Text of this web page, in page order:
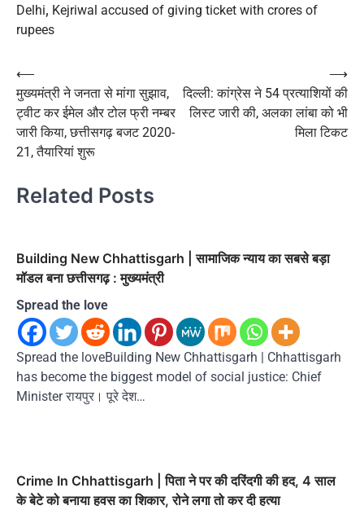
Delhi, Kejriwal accused of giving ticket with crores of
rupees
Post
navigation
⟵
मुख्यमंत्री ने जनता से मांगा सुझाव,
ट्वीट कर ईमेल और टोल फ्री नम्बर
जारी किया, छत्तीसगढ़ बजट 2020-
21, तैयारियां शुरू
दिल्ली: कांग्रेस ने 54 प्रत्याशियों की
लिस्ट जारी की, अलका लांबा को भी
मिला टिकट
⟶
Related Posts
Building New Chhattisgarh | सामाजिक न्याय का सबसे बड़ा
मॉडल बना छत्तीसगढ़ : मुख्यमंत्री
Spread the love
Spread the loveBuilding New Chhattisgarh | Chhattisgarh
has become the biggest model of social justice: Chief
Minister रायपुर। पूरे देश…
Crime In Chhattisgarh | पिता ने पर की दरिंदगी की हद, 4 साल
के बेटे को बनाया हवस का शिकार, रोने लगा तो कर दी हत्या